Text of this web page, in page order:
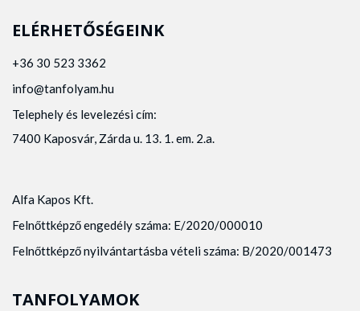
ELÉRHETŐSÉGEINK
+36 30 523 3362
info@tanfolyam.hu
Telephely és levelezési cím:
7400 Kaposvár, Zárda u. 13. 1. em. 2.a.
Alfa Kapos Kft.
Felnőttképző engedély száma: E/2020/000010
Felnőttképző nyilvántartásba vételi száma: B/2020/001473
TANFOLYAMOK